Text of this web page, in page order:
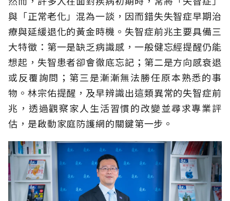
與「正常老化」混為一談，因而錯失失智症早期治
療與延緩退化的黃金時機。失智症前兆主要具備三
大特徵：第一是缺乏病識感，一般健忘經提醒仍能
想起，失智患者卻會徹底忘記；第二是方向感衰退
或反覆詢問；第三是漸漸無法勝任原本熟悉的事
物。林宗佑提醒，及早辨識出這類異常的失智症前
兆，透過觀察家人生活習慣的改變並尋求專業評
估，是啟動家庭防護網的關鍵第一步。